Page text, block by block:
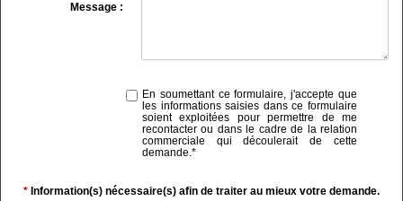
Message :
En soumettant ce formulaire, j'accepte que
les informations saisies dans ce formulaire
soient exploitées pour permettre de me
recontacter ou dans le cadre de la relation
commerciale qui découlerait de cette
demande.*
* Information(s) nécessaire(s) afin de traiter au mieux votre demande.